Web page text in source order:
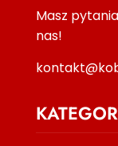
Masz
nas!